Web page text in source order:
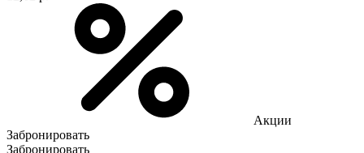
Акции
Забронировать
Забронировать